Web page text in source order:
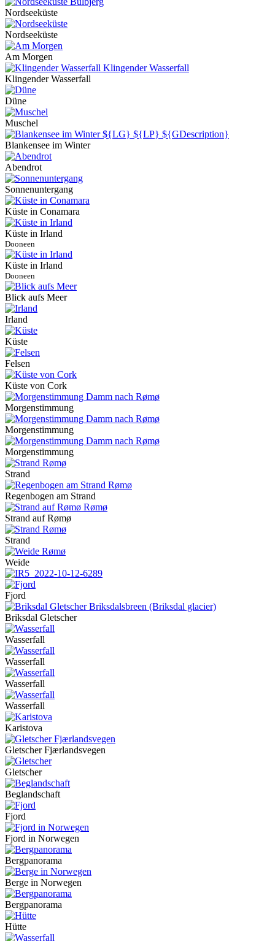
Nordseeküste
Nordseeküste
Am Morgen
Klingender Wasserfall
Düne
Muschel
Blankensee im Winter
Abendrot
Sonnenuntergang
Küste in Conamara
Küste in Irland
Dooneen
Küste in Irland
Dooneen
Blick aufs Meer
Irland
Küste
Felsen
Küste von Cork
Morgenstimmung
Morgenstimmung
Morgenstimmung
Strand
Regenbogen am Strand
Strand auf Rømø
Strand
Weide
Fjord
Briksdal Gletscher
Wasserfall
Wasserfall
Wasserfall
Wasserfall
Karistova
Gletscher Fjærlandsvegen
Gletscher
Beglandschaft
Fjord
Fjord in Norwegen
Bergpanorama
Berge in Norwegen
Bergpanorama
Hütte